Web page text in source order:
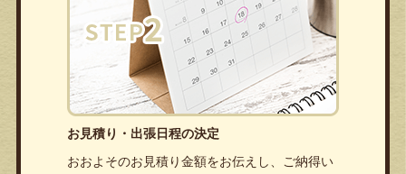
お見積り・出張日程の決定
おおよそのお見積り金額をお伝えし、ご納得い